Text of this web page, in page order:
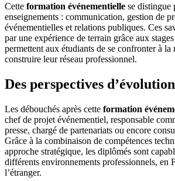
Cette formation événementielle se distingue
enseignements : communication, gestion de
événementielles et relations publiques. Ces
par une expérience de terrain grâce aux
permettent aux étudiants de se confronter à la
construire leur réseau professionnel.
Des perspectives
Les débouchés après cette formation
chef de projet événementiel, responsable
presse, chargé de partenariats ou encore
Grâce à la combinaison de compétences
approche stratégique, les diplômés sont
différents environnements professionnels, en
l’étranger.